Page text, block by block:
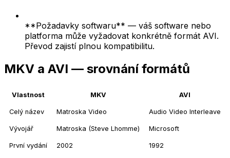
**Požadavky softwaru** — váš software nebo
platforma může vyžadovat konkrétně formát AVI.
Převod zajistí plnou kompatibilitu.
MKV a AVI — srovnání formátů
Vlastnost MKV AVI
Celý název Matroska Video Audio Video Interleave
Vývojář Matroska (Steve Lhomme) Microsoft
První vydání 2002 1992